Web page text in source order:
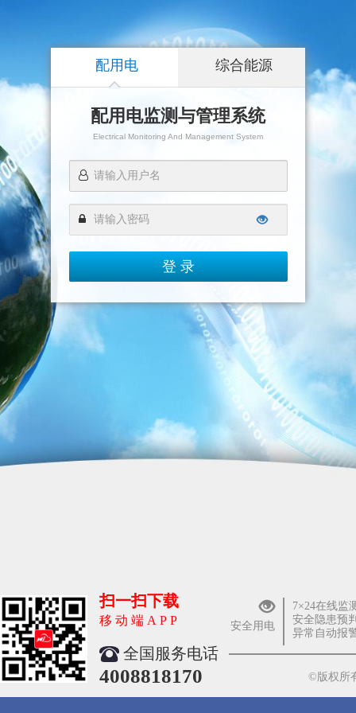
配用电 综合能源
配用电监测与管理系统
Electrical Monitoring And Management System
扫一扫下载
移动端APP
全国服务电话
4008818170
安全用电
7×24在线监
安全隐患预
异常自动报
©版权所